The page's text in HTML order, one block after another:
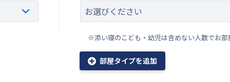
※添い寝のこども・幼児は含めない人数でお
部屋タイプを追加